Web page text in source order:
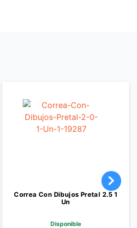
Correa Con Dibujos Pretal 2.5 1
Un
Disponible